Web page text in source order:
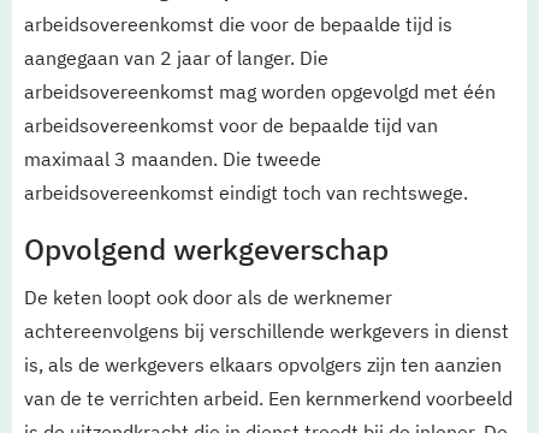
arbeidsovereenkomst die voor de bepaalde tijd is
aangegaan van 2 jaar of langer. Die
arbeidsovereenkomst mag worden opgevolgd met één
arbeidsovereenkomst voor de bepaalde tijd van
maximaal 3 maanden. Die tweede
arbeidsovereenkomst eindigt toch van rechtswege.
Opvolgend werkgeverschap
De keten loopt ook door als de werknemer
achtereenvolgens bij verschillende werkgevers in dienst
is, als de werkgevers elkaars opvolgers zijn ten aanzien
van de te verrichten arbeid. Een kernmerkend voorbeeld